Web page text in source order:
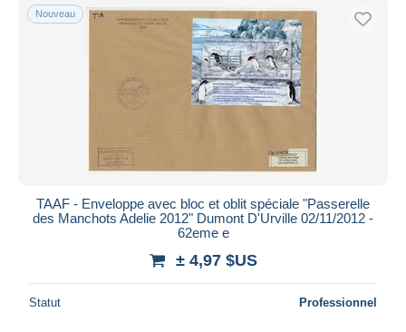
Nouveau
TAAF - Enveloppe avec bloc et oblit spéciale "Passerelle
des Manchots Adelie 2012" Dumont D'Urville 02/11/2012 -
62eme e
± 4,97 $US
Statut Professionnel